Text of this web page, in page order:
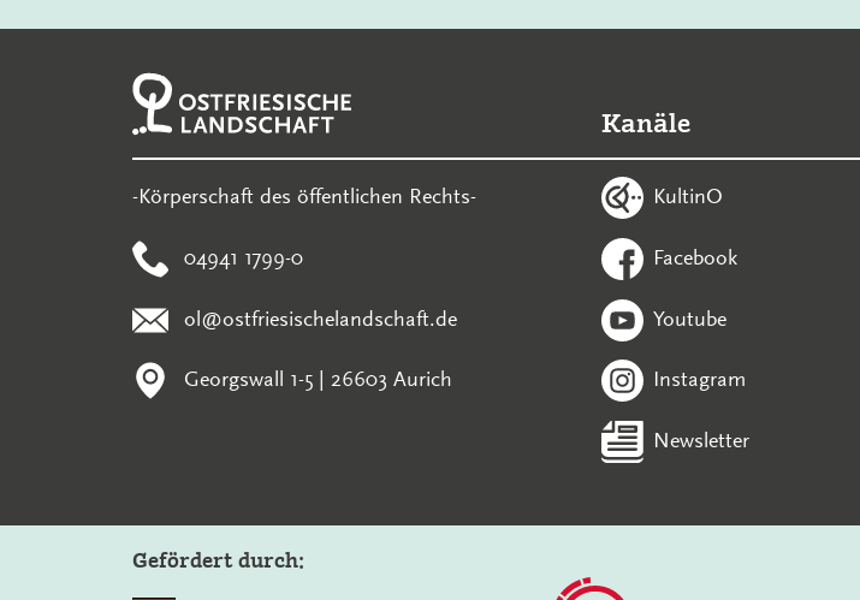
-Körperschaft des öffentlichen Rechts-
04941 1799-0
ol@ostfriesischelandschaft.de
Georgswall 1-5 | 26603 Aurich
Kanäle
KultinO
Facebook
Youtube
Instagram
Newsletter
Gefördert durch: